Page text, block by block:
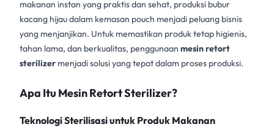
makanan instan yang praktis dan sehat, produksi bubur
kacang hijau dalam kemasan pouch menjadi peluang bisnis
yang menjanjikan. Untuk memastikan produk tetap higienis,
tahan lama, dan berkualitas, penggunaan mesin retort
sterilizer menjadi solusi yang tepat dalam proses produksi.
Apa Itu Mesin Retort Sterilizer?
Teknologi Sterilisasi untuk Produk Makanan